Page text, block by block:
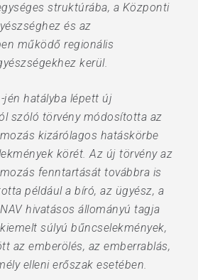
struktúrába, a Központi
és az
működő regionális
kerül.
hatályba lépett új
szóló törvény módosította az
kizárólagos hatáskörbe
körét. Az új törvény az
fenntartását továbbra is
például a bíró, az ügyész, a
hivatásos állományú tagja
súlyú bűncselekmények,
az emberölés, az emberrablás,
elleni erőszak esetében.